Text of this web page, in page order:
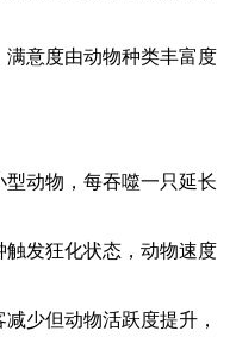
满意度由动物种类丰富度
动物，每吞噬一只延长
触发狂化状态，动物速度
少但动物活跃度提升，